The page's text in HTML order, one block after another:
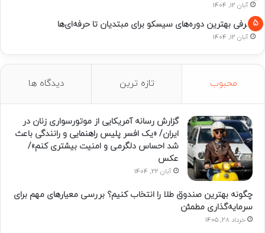
آبان 12, 1404
معرفی بهترین دوره‌های سیسکو برای مبتدیان تا حرفه‌ای‌ها
آبان 12, 1404
محبوب تازه ترین دیدگاه ها
گزارش رسانه آمریکایی از موتورسواری زنان در
ایران/ «یک افسر پلیس راهنمایی و رانندگی باعث
شد احساس دلگرمی و امنیت بیشتری کنم»/
عکس
آبان 22, 1404
چگونه بهترین صندوق طلا را انتخاب کنیم؟ بررسی معیارهای مهم برای
سرمایه‌گذاری مطمئن
خرداد 28, 1405